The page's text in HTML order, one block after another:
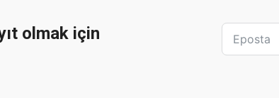
olmak için